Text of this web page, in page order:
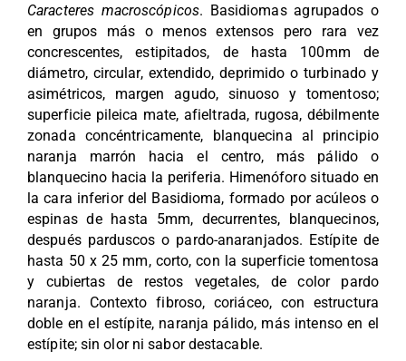
CONTACTO
Caracteres macroscópicos. Basidiomas agrupados o
en grupos más o menos extensos pero rara vez
concrescentes, estipitados, de hasta 100mm de
diámetro, circular, extendido, deprimido o turbinado y
asimétricos, margen agudo, sinuoso y tomentoso;
superficie pileica mate, afieltrada, rugosa, débilmente
zonada concéntricamente, blanquecina al principio
naranja marrón hacia el centro, más pálido o
blanquecino hacia la periferia. Himenóforo situado en
la cara inferior del Basidioma, formado por acúleos o
espinas de hasta 5mm, decurrentes, blanquecinos,
después parduscos o pardo-anaranjados. Estípite de
hasta 50 x 25 mm, corto, con la superficie tomentosa
y cubiertas de restos vegetales, de color pardo
naranja. Contexto fibroso, coriáceo, con estructura
doble en el estípite, naranja pálido, más intenso en el
estípite; sin olor ni sabor destacable.